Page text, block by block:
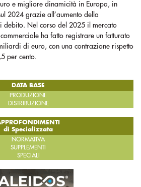
e migliore dinamicità in Europa, in
2024 grazie all’aumento della
Nel corso del 2025 il mercato
ha fatto registrare un fatturato
di euro, con una contrazione rispetto
per cento.
DATA BASE
PRODUZIONE
DISTRIBUZIONE
di Specializzata
NORMATIVA
SUPPLEMENTI
SPECIALI